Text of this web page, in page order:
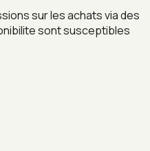
sur les achats via des
sont susceptibles